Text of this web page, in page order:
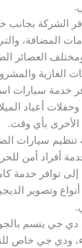
الشركة بجانب
المضافة،
العصائر
الغازية
خدمة سيارات
وحفلات أعياد
الأخرى بأي وقت.
تنظيم سيارات
أفراد أمن
إلى توافر خدمة
وتصوير
جي يتسم
ودي جي خاص